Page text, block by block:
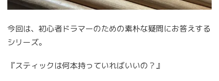
今回は、初心者ドラマーのための素朴な疑問にお答えする
シリーズ。
『スティックは何本持っていればいいの？』